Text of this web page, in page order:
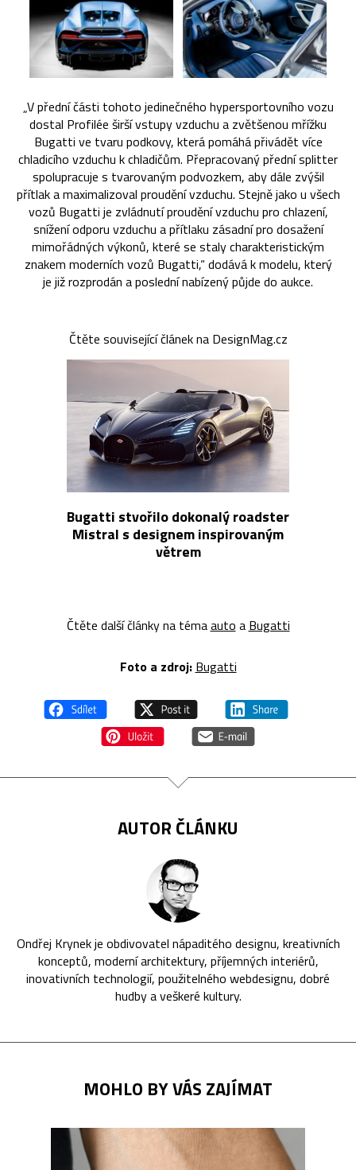
„V přední části tohoto jedinečného hypersportovního vozu
dostal Profilée širší vstupy vzduchu a zvětšenou mřížku
Bugatti ve tvaru podkovy, která pomáhá přivádět více
chladicího vzduchu k chladičům. Přepracovaný přední splitter
spolupracuje s tvarovaným podvozkem, aby dále zvýšil
přítlak a maximalizoval proudění vzduchu. Stejně jako u všech
vozů Bugatti je zvládnutí proudění vzduchu pro chlazení,
snížení odporu vzduchu a přítlaku zásadní pro dosažení
mimořádných výkonů, které se staly charakteristickým
znakem moderních vozů Bugatti,“ dodává k modelu, který
je již rozprodán a poslední nabízený půjde do aukce.
Čtěte související článek na DesignMag.cz
Bugatti stvořilo dokonalý roadster
Mistral s designem inspirovaným
větrem
Čtěte další články na témaauto a Bugatti
Foto a zdroj: Bugatti
AUTOR ČLÁNKU
Ondřej Krynek je obdivovatel nápaditého designu, kreativních
konceptů, moderní architektury, příjemných interiérů,
inovativních technologií, použitelného webdesignu, dobré
hudby a veškeré kultury.
MOHLO BY VÁS ZAJÍMAT